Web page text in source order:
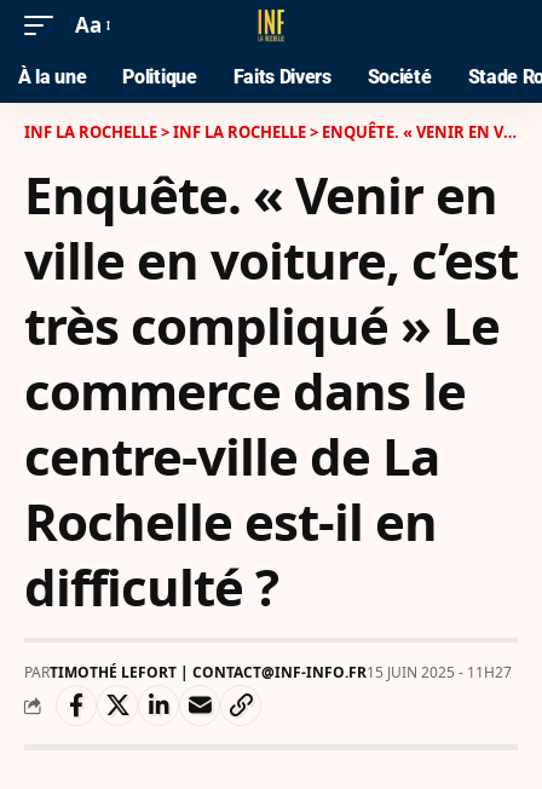
Aa
À la une Politique Faits Divers Société Stade
INF LA ROCHELLE>INF LA ROCHELLE> ENQUÊTE. « VENIR EN VILLE EN VOITURE, C’EST TRÈS COMPLIQUÉ » LE COMMERCE DANS LE CENTRE-VILLE DE LA ROCHELLE EST-IL EN DIFFICULTÉ ?
Enquête. « Venir en
ville en voiture, c’est
très compliqué » Le
commerce dans le
centre-ville de La
Rochelle est-il en
difficulté ?
PARTIMOTHÉ LEFORT | CONTACT@INF-INFO.FR15 JUIN 2025 - 11H27